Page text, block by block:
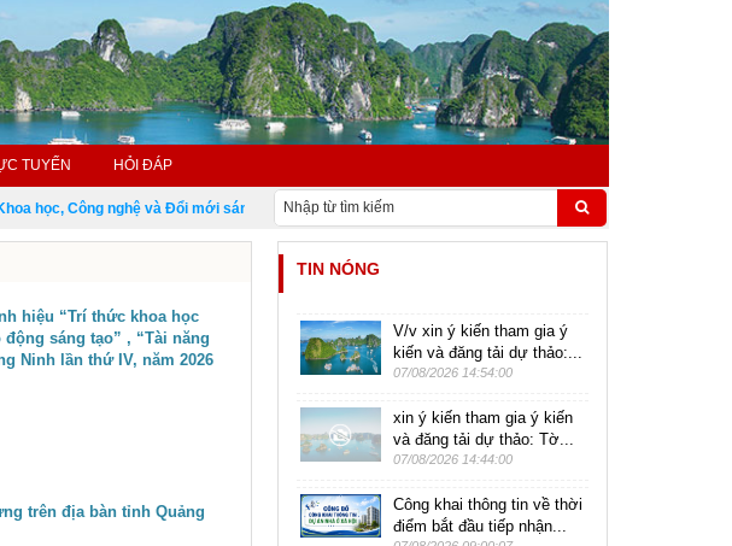
TUYẾN HỎI ĐÁP
học, Công nghệ và Đổi mới sáng tạo Việt Nam 18/5
hiệu “Trí thức khoa học
sáng tạo” , “Tài năng
Ninh lần thứ IV, năm 2026
trên địa bàn tỉnh Quảng
TIN NÓNG
V/v xin ý kiến tham gia ý
kiến và đăng tải dự thảo:...
07/08/2026 14:54:00
xin ý kiến tham gia ý kiến
và đăng tải dự thảo: Tờ...
07/08/2026 14:44:00
Công khai thông tin về thời
điểm bắt đầu tiếp nhận...